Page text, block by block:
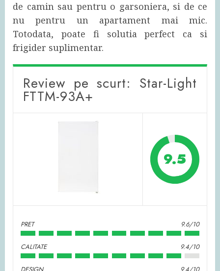
de camin sau pentru o garsoniera, si de ce
nu pentru un apartament mai mic.
Totodata, poate fi solutia perfect ca si
frigider suplimentar.
Review pe scurt: Star-Light
FTTM-93A+
9.5
PRET 9.6/10
CALITATE 9.4/10